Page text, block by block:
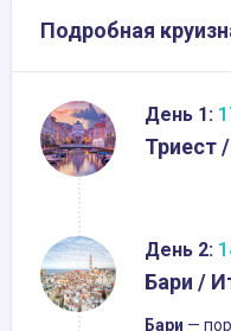
Подробная
День 1:
Триест
День 2:
Бари /
Бари —